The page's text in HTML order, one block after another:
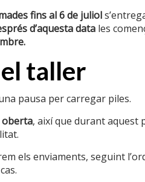
en ferro personalitzats i
Textos
fins al 6 de juliol
d’aquesta datales
taller
pausa per carregar piles.
, així que durant aquest
els enviaments, seguint